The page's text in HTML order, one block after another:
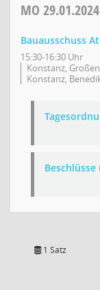
MO 29.01.2024
Bauausschuss
15:30-16:30 Uhr
Konstanz,
Konstanz,
1 Satz